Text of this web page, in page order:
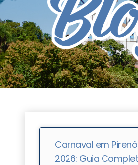
Carnaval em
2026: Guia